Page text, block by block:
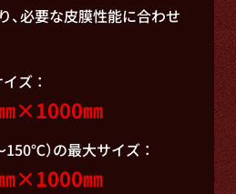
、必要な皮膜性能に合わせ
ズ ：
×1000㎜
）の最大サイズ ：
×1000㎜